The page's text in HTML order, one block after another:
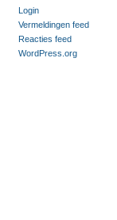
Login
Vermeldingen feed
Reacties feed
WordPress.org